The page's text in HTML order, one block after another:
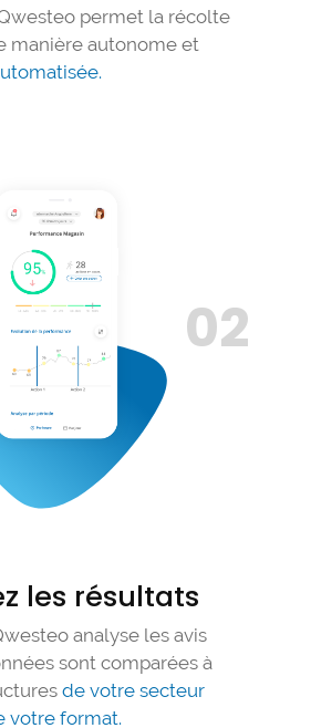
permet la récolte
manière autonome et
les résultats
analyse les avis
sont comparées à
de votre secteur
votre format.
02